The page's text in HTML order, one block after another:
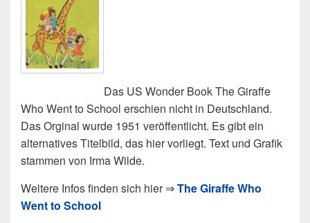
Das US Wonder Book The Giraffe
Who Went to School erschien nicht in Deutschland.
Das Orginal wurde 1951 veröffentlicht. Es gibt ein
alternatives Titelbild, das hier vorliegt. Text und Grafik
stammen von Irma Wilde.
Weitere Infos finden sich hier ⇒The Giraffe Who
Went to School